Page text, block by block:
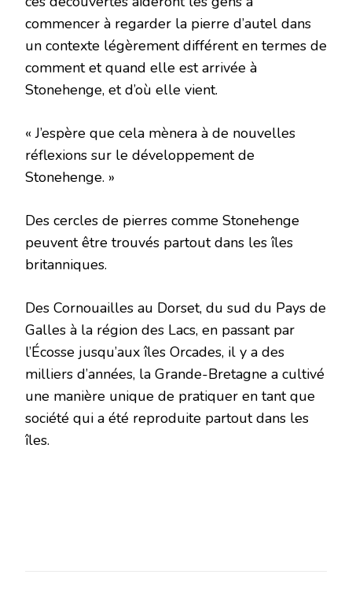
commencer à regarder la pierre d’autel dans
un contexte légèrement différent en termes de
comment et quand elle est arrivée à
Stonehenge, et d’où elle vient.
« J’espère que cela mènera à de nouvelles
réflexions sur le développement de
Stonehenge. »
Des cercles de pierres comme Stonehenge
peuvent être trouvés partout dans les îles
britanniques.
Des Cornouailles au Dorset, du sud du Pays de
Galles à la région des Lacs, en passant par
l’Écosse jusqu’aux îles Orcades, il y a des
milliers d’années, la Grande-Bretagne a cultivé
une manière unique de pratiquer en tant que
société qui a été reproduite partout dans les
îles.